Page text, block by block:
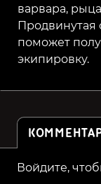
варвара,
Продвинутая
поможет
экипировку.
Войдите,